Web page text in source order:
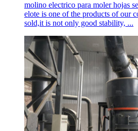
molino electrico para moler hojas
elote is one of the products of our
sold,it is not only good stability, ...